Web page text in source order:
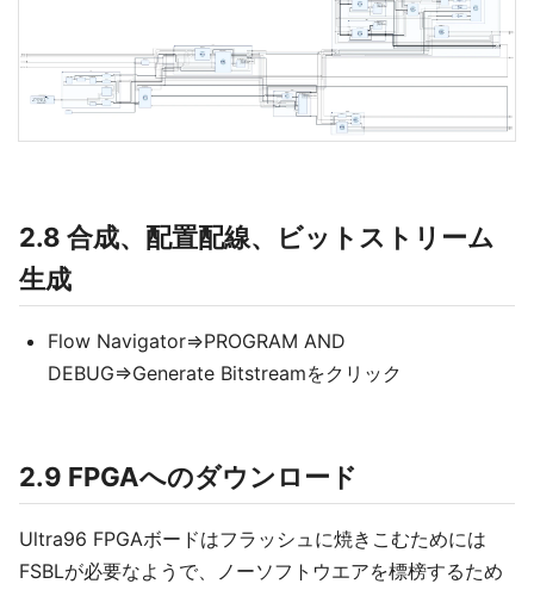
2.8 合成、配置配線、ビットストリーム
生成
Flow Navigator⇒PROGRAM AND
DEBUG⇒Generate Bitstreamをクリック
2.9 FPGAへのダウンロード
Ultra96 FPGAボードはフラッシュに焼きこむためには
FSBLが必要なようで、ノーソフトウエアを標榜するため